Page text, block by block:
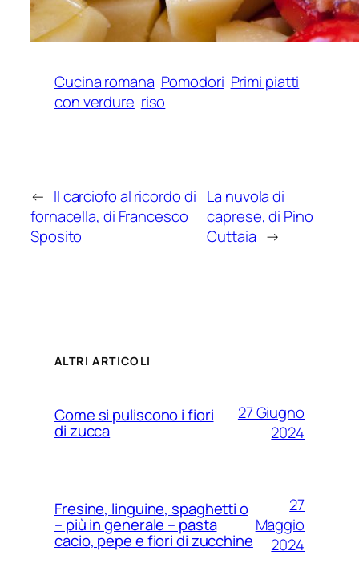
Cucina romana Pomodori Primi piatti
con verdure riso
← Il carciofo al ricordo di
fornacella, di Francesco
Sposito
La nuvola di
caprese, di Pino
Cuttaia →
ALTRI ARTICOLI
Come si puliscono i fiori
di zucca
27 Giugno
2024
Fresine, linguine, spaghetti o
– più in generale – pasta
cacio, pepe e fiori di zucchine
27
Maggio
2024